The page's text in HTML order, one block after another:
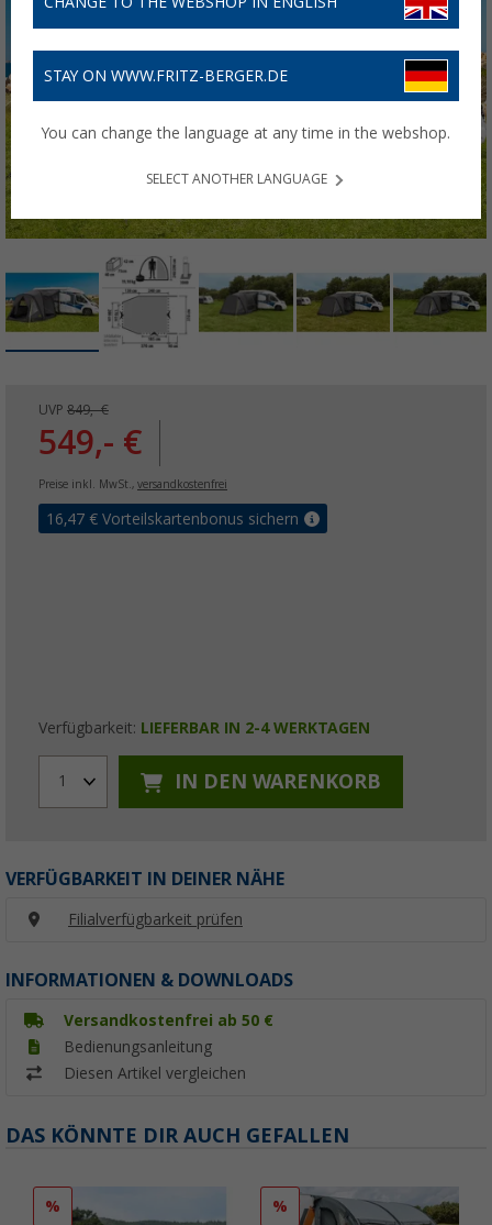
UVP 849,- €
549,- €
Preise inkl. MwSt., versandkostenfrei
16,47 € Vorteilskartenbonus sichern
Verfügbarkeit: LIEFERBAR IN 2-4 WERKTAGEN
1 IN DEN WARENKORB
VERFÜGBARKEIT IN DEINER NÄHE
Filialverfügbarkeit prüfen
INFORMATIONEN & DOWNLOADS
Versandkostenfrei ab 50 €
Bedienungsanleitung
Diesen Artikel vergleichen
DAS KÖNNTE DIR AUCH GEFALLEN
% %
STAY ON WWW.FRITZ-BERGER.DE
You can change the language at any time in the webshop.
SELECT ANOTHER LANGUAGE